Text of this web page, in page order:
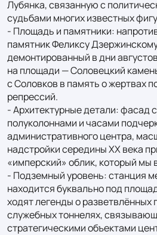
Лубянка, связанную с
судьбами многих известных
- Площадь и памятники:
памятник Феликсу
демонтированный в дни
на площади — Соловецкий
с Соловков в память о жертвах
репрессий.
- Архитектурные детали: фасад
полуколоннами и часами
административного центра,
надстройки середины XX века
«имперский» облик, который мы
- Подземный уровень: станция
находится буквально под
ходят легенды о разветвлённых
служебных тоннелях,
стратегическими объектами